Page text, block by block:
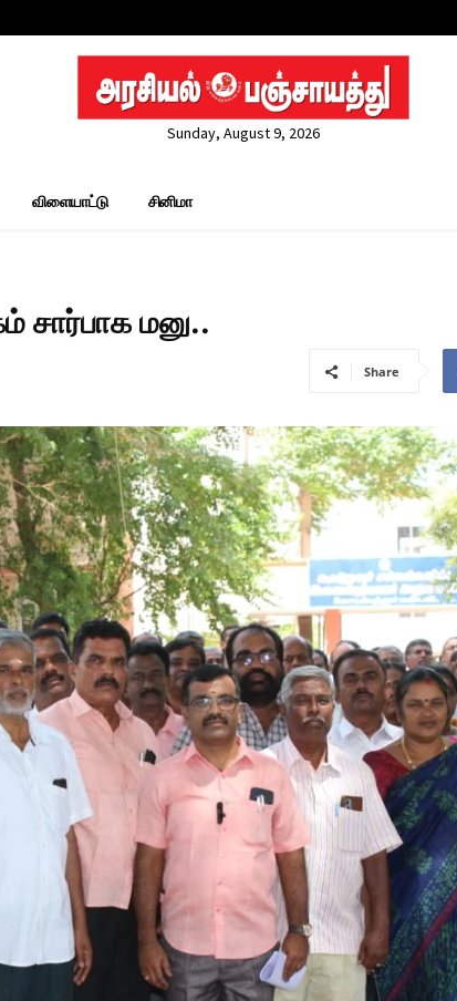
Sunday, August 9, 2026
விளையாட்டு சினிமா
மனு..
Share